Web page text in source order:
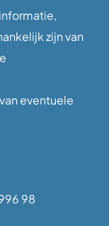
zijn van
eventuele
98